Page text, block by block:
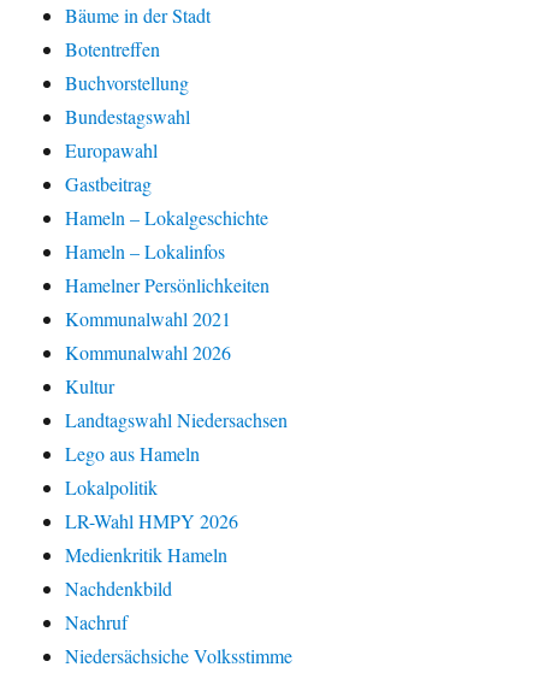
Bäume in der Stadt
Botentreffen
Buchvorstellung
Bundestagswahl
Europawahl
Gastbeitrag
Hameln – Lokalgeschichte
Hameln – Lokalinfos
Hamelner Persönlichkeiten
Kommunalwahl 2021
Kommunalwahl 2026
Kultur
Landtagswahl Niedersachsen
Lego aus Hameln
Lokalpolitik
LR-Wahl HMPY 2026
Medienkritik Hameln
Nachdenkbild
Nachruf
Niedersächsiche Volksstimme